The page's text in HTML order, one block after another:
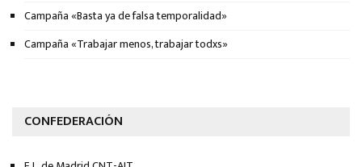
Campaña «Basta ya de falsa temporalidad»
Campaña «Trabajar menos, trabajar todxs»
CONFEDERACIÓN